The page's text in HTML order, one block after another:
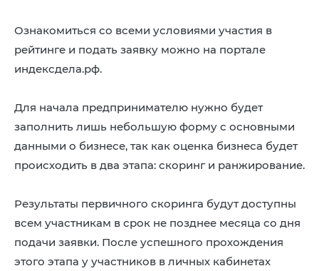
Ознакомиться со всеми условиями участия в
рейтинге и подать заявку можно на портале
индексдела.рф.
Для начала предпринимателю нужно будет
заполнить лишь небольшую форму с основными
данными о бизнесе, так как оценка бизнеса будет
происходить в два этапа: скоринг и ранжирование.
Результаты первичного скоринга будут доступны
всем участникам в срок не позднее месяца со дня
подачи заявки. После успешного прохождения
этого этапа у участников в личных кабинетах